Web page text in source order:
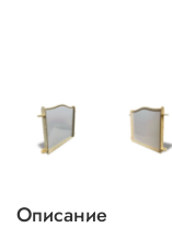
Описание